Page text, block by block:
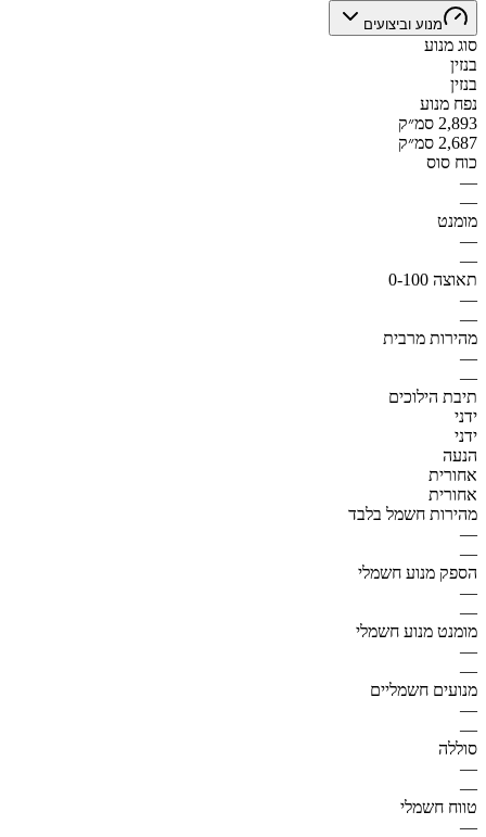
מנוע וביצועים
סוג מנוע
בנזין
בנזין
נפח מנוע
2,893 סמ״ק
2,687 סמ״ק
כוח סוס
—
—
מומנט
—
—
תאוצה 0-100
—
—
מהירות מרבית
—
—
תיבת הילוכים
ידני
ידני
הנעה
אחורית
אחורית
מהירות חשמל בלבד
—
—
הספק מנוע חשמלי
—
—
מומנט מנוע חשמלי
—
—
מנועים חשמליים
—
—
סוללה
—
—
טווח חשמלי
—